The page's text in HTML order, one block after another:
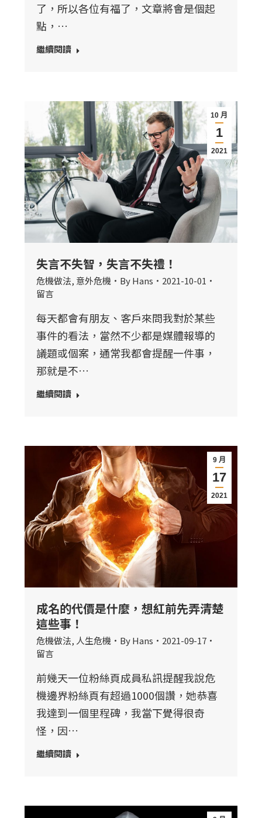
了，所以各位有福了，文章將會是個起
點，…
繼續閱讀
10 月
1
2021
失言不失智，失言不失禮！
危機做法, 意外危機 ByHans
2021-10-01
留言
每天都會有朋友、客戶來問我對於某些
事件的看法，當然不少都是媒體報導的
議題或個案，通常我都會提醒一件事，
那就是不…
繼續閱讀
9 月
17
2021
成名的代價是什麼，想紅前先弄清楚
這些事！
危機做法, 人生危機 ByHans
2021-09-17
留言
前幾天一位粉絲頁成員私訊提醒我說危
機邊界粉絲頁有超過1000個讚，她恭喜
我達到一個里程碑，我當下覺得很奇
怪，因…
繼續閱讀